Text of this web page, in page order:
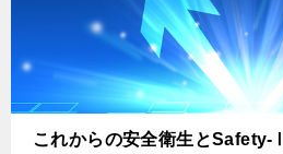
これからの安全衛生とSafety-Ⅱ